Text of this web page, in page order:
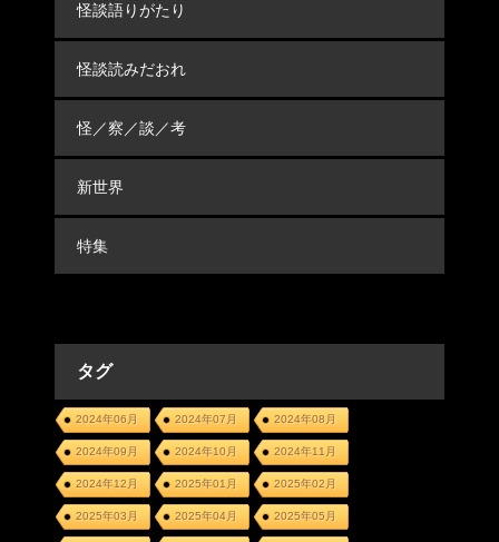
怪談語りがたり
怪談読みだおれ
怪／察／談／考
新世界
特集
タグ
2024年06月 2024年07月 2024年08月
2024年09月 2024年10月 2024年11月
2024年12月 2025年01月 2025年02月
2025年03月 2025年04月 2025年05月